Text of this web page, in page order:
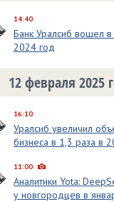
14:40
Банк Уралсиб вошел в
2024 год
12 февраля 2025
16:10
Уралсиб увеличил
бизнеса в 1,3 раза в
11:00
Аналитики Yota:
у новгородцев в